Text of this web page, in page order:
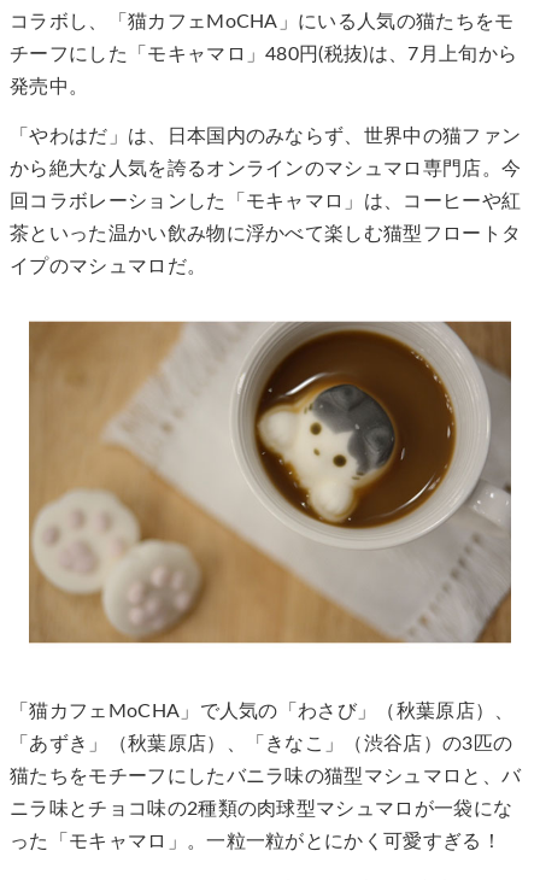
コラボし、「猫カフェMoCHA」にいる人気の猫たちをモ
チーフにした「モキャマロ」480円(税抜)は、7月上旬から
発売中。
「やわはだ」は、日本国内のみならず、世界中の猫ファン
から絶大な人気を誇るオンラインのマシュマロ専門店。今
回コラボレーションした「モキャマロ」は、コーヒーや紅
茶といった温かい飲み物に浮かべて楽しむ猫型フロートタ
イプのマシュマロだ。
「猫カフェMoCHA」で人気の「わさび」（秋葉原店）、
「あずき」（秋葉原店）、「きなこ」（渋谷店）の3匹の
猫たちをモチーフにしたバニラ味の猫型マシュマロと、バ
ニラ味とチョコ味の2種類の肉球型マシュマロが一袋にな
った「モキャマロ」。一粒一粒がとにかく可愛すぎる！